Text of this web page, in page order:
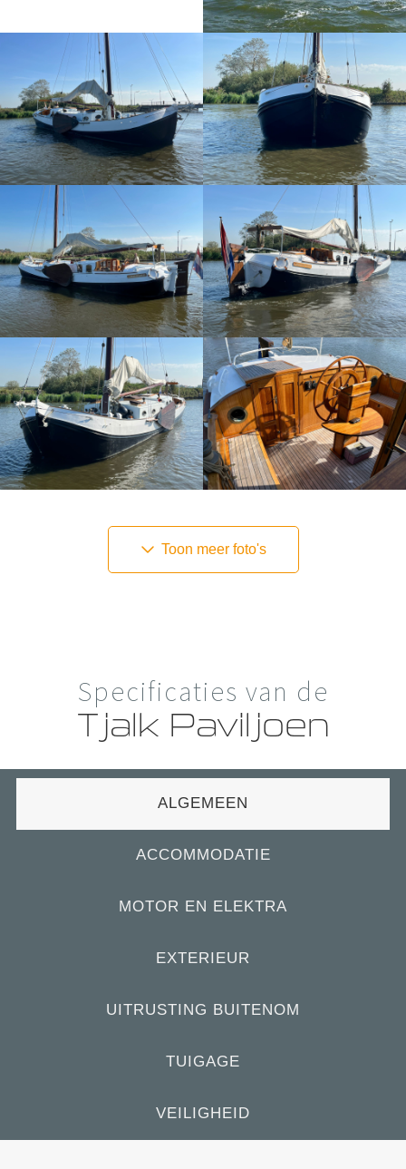
Toon meer foto's
Specificaties van de
Tjalk Paviljoen
ALGEMEEN
ACCOMMODATIE
MOTOR EN ELEKTRA
EXTERIEUR
UITRUSTING BUITENOM
TUIGAGE
VEILIGHEID